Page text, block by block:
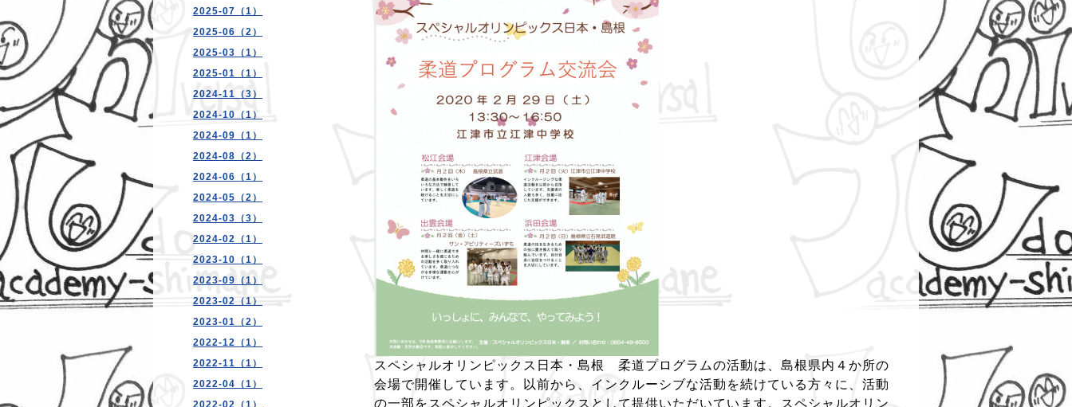
2025-07（1）
2025-06（2）
2025-03（1）
2025-01（1）
2024-11（3）
2024-10（1）
2024-09（1）
2024-08（2）
2024-06（1）
2024-05（2）
2024-03（3）
2024-02（1）
2023-10（1）
2023-09（1）
2023-02（1）
2023-01（2）
2022-12（1）
2022-11（1）
2022-04（1）
2022-02（1）
スペシャルオリンピックス日本・島根 柔道プログラムの活動は、島根県内４か所の
会場で開催しています。以前から、インクルーシブな活動を続けている方々に、活動
の一部をスペシャルオリンピックスとして提供いただいています。スペシャルオリン